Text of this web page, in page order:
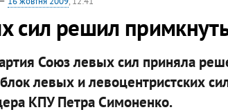
сил решил
Союз левых сил приняла
левых и левоцентристских
КПУ Петра Симоненко.